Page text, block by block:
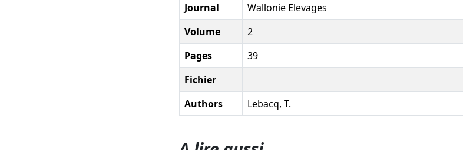
Journal
Wallonie Elevages
Volume
2
Pages
39
Fichier
Authors
Lebacq, T.